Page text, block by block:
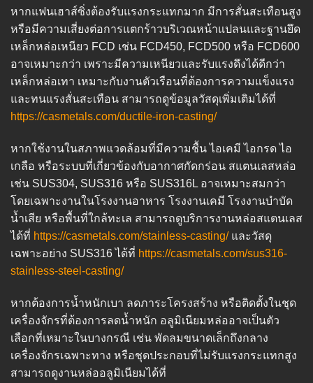
หากแฟนเฮาส์ซิ่งต้องรับแรงกระแทกมาก มีการสั่นสะเทือนสูง
หรือมีความเสี่ยงต่อการแตกร้าวบริเวณหน้าแปลนและฐานยึด
เหล็กหล่อเหนียว FCD เช่น FCD450, FCD500 หรือ FCD600
อาจเหมาะกว่า เพราะมีความเหนียวและรับแรงดึงได้ดีกว่า
เหล็กหล่อเทา เหมาะกับงานตัวเรือนที่ต้องการความแข็งแรง
และทนแรงสั่นสะเทือน สามารถดูข้อมูลวัสดุเพิ่มเติมได้ที่
https://casmetals.com/ductile-iron-casting/
หากใช้งานในสภาพแวดล้อมที่มีความชื้น ไอเคมี ไอกรด ไอ
เกลือ หรือระบบที่เกี่ยวข้องกับอากาศกัดกร่อน สแตนเลสหล่อ
เช่น SUS304, SUS316 หรือ SUS316L อาจเหมาะสมกว่า
โดยเฉพาะงานในโรงงานอาหาร โรงงานเคมี โรงงานบำบัด
น้ำเสีย หรือพื้นที่ใกล้ทะเล สามารถดูบริการงานหล่อสแตนเลส
ได้ที่ https://casmetals.com/stainless-casting/และวัสดุ
เฉพาะอย่าง SUS316 ได้ที่ https://casmetals.com/sus316-
stainless-steel-casting/
หากต้องการน้ำหนักเบา ลดภาระโครงสร้าง หรือติดตั้งในชุด
เครื่องจักรที่ต้องการลดน้ำหนัก อลูมิเนียมหล่ออาจเป็นตัว
เลือกที่เหมาะในบางกรณี เช่น พัดลมขนาดเล็กถึงกลาง
เครื่องจักรเฉพาะทาง หรือชุดประกอบที่ไม่รับแรงกระแทกสูง
สามารถดูงานหล่ออลูมิเนียมได้ที่